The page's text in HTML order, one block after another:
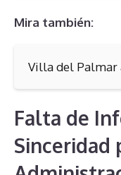
Mira también:
Villa del Palmar
Falta de
Sinceridad